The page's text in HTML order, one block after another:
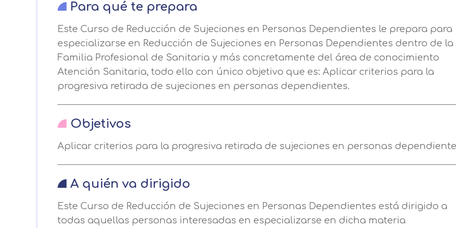
Para qué te prepara
Este Curso de Reducción de Sujeciones en Personas Dependientes le prepara para
especializarse en Reducción de Sujeciones en Personas Dependientes dentro de la
Familia Profesional de Sanitaria y más concretamente del área de conocimiento
Atención Sanitaria, todo ello con único objetivo que es: Aplicar criterios para la
progresiva retirada de sujeciones en personas dependientes.
Objetivos
Aplicar criterios para la progresiva retirada de sujeciones en personas
A quién va dirigido
Este Curso de Reducción de Sujeciones en Personas Dependientes está dirigido a
todas aquellas personas interesadas en especializarse en dicha materia
Solicitar información
Teléfono País
Apellidos
Telefono
Haz clic aquí
Responsable EUROINNOVA BUSINESS SCHOOL,
Centro de preferencia de privacidad
Utilizamos cookies propias y de terceros para mejorar nuestros servicios relacionados
análisis de tus hábitos de navegación. En caso de que rechace las cookies, no
funcionamiento de las distintas funcionalidades de nuestra página web.